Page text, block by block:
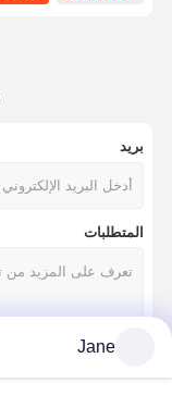
بريد
المتطلبات
Jane